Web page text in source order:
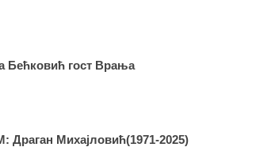
Бећковић гост Врања
Драган Михајловић(1971-2025)